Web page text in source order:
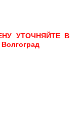
УТОЧНЯЙТЕ В